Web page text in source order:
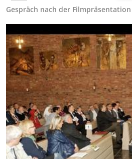
Gespräch nach der Filmpräsentation